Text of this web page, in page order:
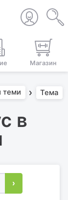
Магазин
Тема
в
›